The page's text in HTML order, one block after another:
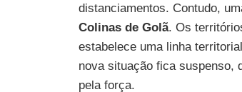
distanciamentos. Contudo,
Colinas de Golã. Os
estabelece uma linha
nova situação fica suspenso,
pela força.